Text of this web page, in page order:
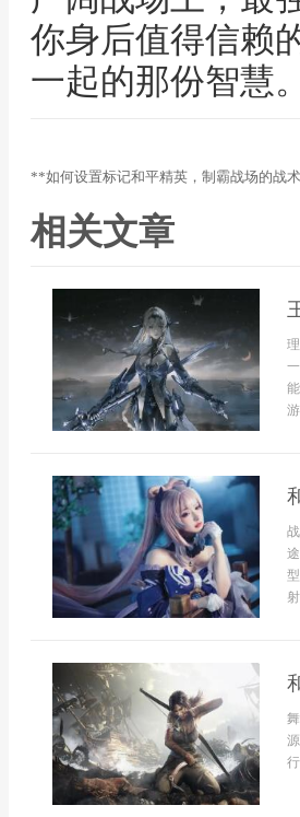
你身后值得信赖
一起的那份智慧。
**如何设置标记和平精英，制霸战场的战
相关文章